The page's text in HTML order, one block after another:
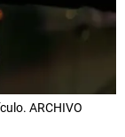
ARCHIVO